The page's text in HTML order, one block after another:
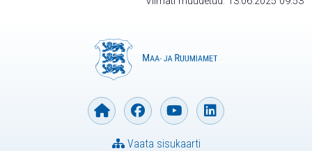
Vaata sisukaarti